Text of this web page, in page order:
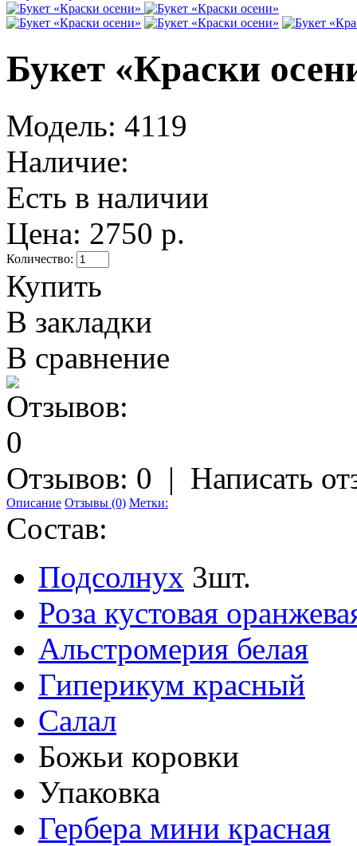
Букет «Краски
Модель: 4119
Наличие:
Есть в наличии
Цена: 2750 р.
Количество:
Купить
В закладки
В сравнение
Отзывов: 0 | Написать
Описание Отзывы (0) Метки:
Состав:
Подсолнух 3шт.
Роза кустовая
Альстромерия белая
Гиперикум красный
Салал
Божьи коровки
Упаковка
Гербера мини красная